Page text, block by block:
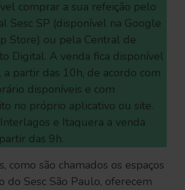
comprar a sua refeição pelo
Sesc SP (disponível na Google
Store) ou pela Central de
Digital. A venda fica disponível
a partir das 10h, de acordo com
disponíveis e com
no próprio aplicativo ou site.
e Itaquera a venda
das 9h.
como são chamados os espaços
do Sesc São Paulo, oferecem